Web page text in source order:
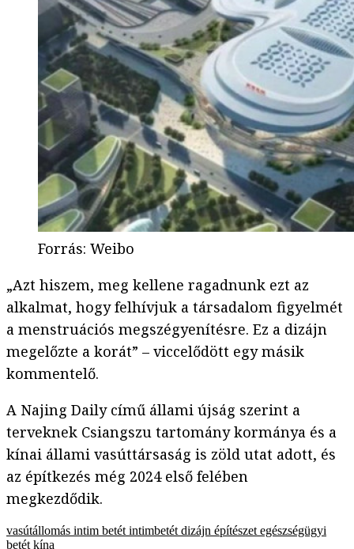
Forrás: Weibo
„Azt hiszem, meg kellene ragadnunk ezt az
alkalmat, hogy felhívjuk a társadalom figyelmét
a menstruációs megszégyenítésre. Ez a dizájn
megelőzte a korát” – viccelődött egy másik
kommentelő.
A Najing Daily című állami újság szerint a
terveknek Csiangszu tartomány kormánya és a
kínai állami vasúttársaság is zöld utat adott, és
az építkezés még 2024 első felében
megkezdődik.
vasútállomás intim betét intimbetét dizájn építészet egészségügyi
betét kína